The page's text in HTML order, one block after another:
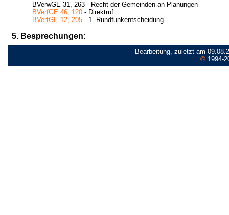
BVerwGE 31, 263 - Recht der Gemeinden an Planungen
BVerfGE 46, 120 - Direktruf
BVerfGE 12, 205 - 1. Rundfunkentscheidung
5. Besprechungen:
Bearbeitung, zuletzt am
©1994-